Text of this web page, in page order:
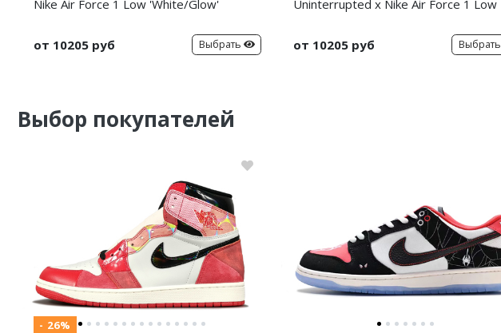
Nike Air Force 1 Low 'White/Glow'
от 10205 руб Выбрать
Uninterrupted x Nike Air Force 1 Low
от 10205 руб Выбрать
Выбор покупателей
- 26%